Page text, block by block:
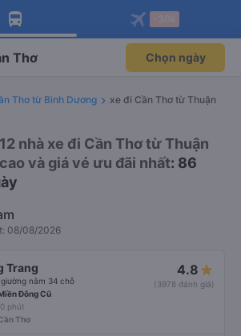
app Vexere ngay!
ưu đãi thành viên độc
Mở app
app Vexere
ghế khi đặt vé máy bay qua
Mở app
Thơ Chọn ngày
Thơ từ Bình Dương
xe đi Cần Thơ từ Thuận
nhà xe đi Cần Thơ từ Thuận
và giá vé ưu đãi nhất: 86
08/08/2026
Trang
nằm 34 chỗ
4.8
(3978 đánh giá)
Đông Cũ
phút
Thơ